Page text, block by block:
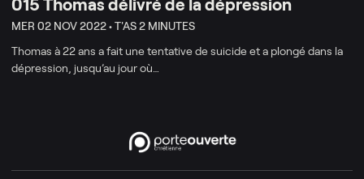
015 Thomas délivré de la dépression
MER 02 NOV 2022 •T'AS 2 MINUTES
Thomas à 22 ans a fait une tentative de suicide et a plongé dans la
dépression, jusqu’au jour où…